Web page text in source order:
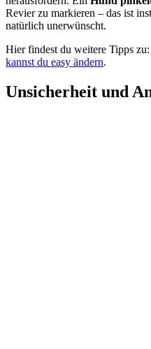
Revier zu markieren – das ist
natürlich unerwünscht.
Hier findest du weitere Tipps zu:
kannst du easy ändern.
Unsicherheit und